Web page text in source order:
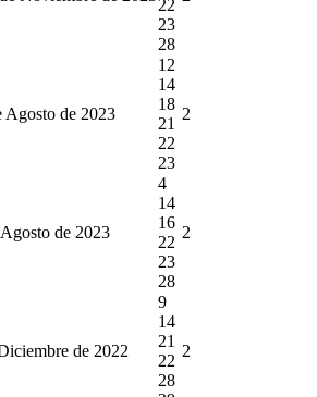
22
23
28
Agosto de 2023
12
14
18
21
22
23
2
de 2023
4
14
16
22
23
28
2
de 2022
9
14
21
22
28
2